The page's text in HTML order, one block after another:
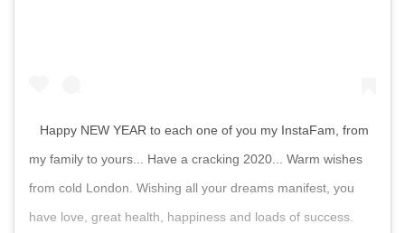
Happy NEW YEAR to each one of you my InstaFam, from
my family to yours... Have a cracking 2020... Warm wishes
from cold London. Wishing all your dreams manifest, you
have love, great health, happiness and loads of success.